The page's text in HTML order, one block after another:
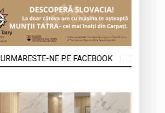
URMARESTE-NE PE FACEBOOK